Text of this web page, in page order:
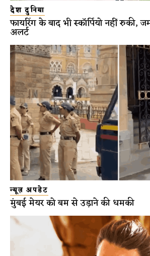
देश दुनिया
फायरिंग के बाद भी स्कॉर्पियो नहीं रुकी,
अलर्ट
न्यूज़ अपडेट
मुंबई मेयर को बम से उड़ाने की धमकी